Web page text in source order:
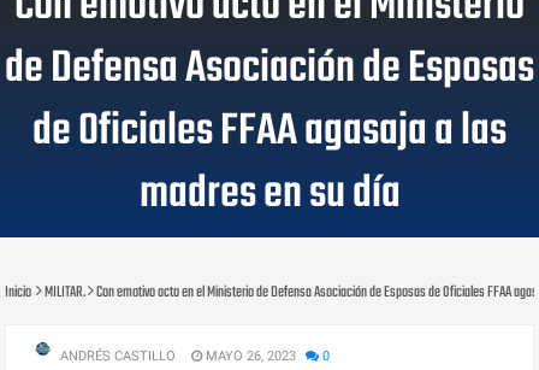
de Defensa Asociación de Esposas
de Oficiales FFAA agasaja a las
madres en su día
Inicio MILITAR. Con emotivo acto en el Ministerio de Defensa Asociación de Esposas de Oficiales FFAA
ANDRÉS CASTILLO MAYO 26, 2023 0